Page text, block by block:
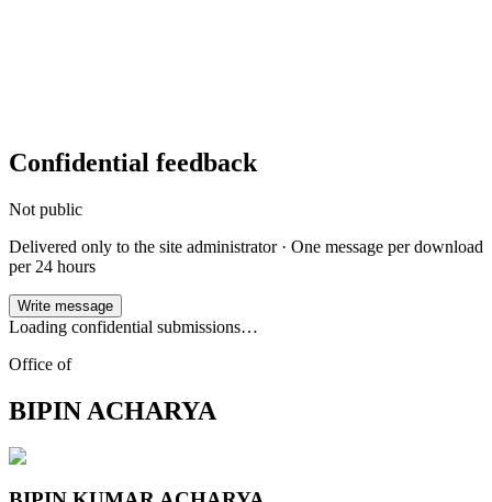
Confidential feedback
Not public
Delivered only to the site administrator · One message perdownload
per 24 hours
Write message
Loading confidential submissions…
Office of
BIPIN ACHARYA